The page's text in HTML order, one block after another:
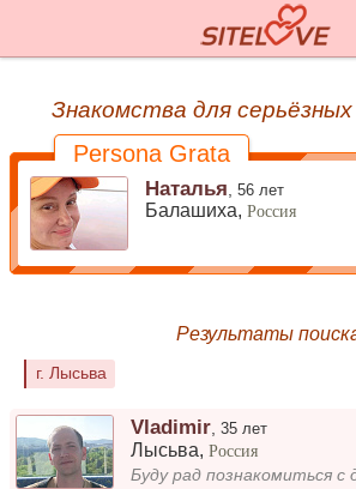
Знакомства для
Persona Grata
Наталья ,56 лет
Балашиха,Россия
Результаты
г. Лысьва
Vladimir ,35 лет
Лысьва,Россия
Буду рад познакомиться с